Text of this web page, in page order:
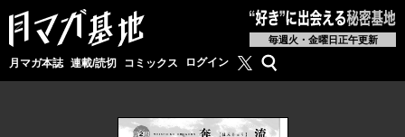
毎週火・金曜日正午更新
月マガ本誌 連載/読切 コミックス ログイン 月マガ基地公式X
検索